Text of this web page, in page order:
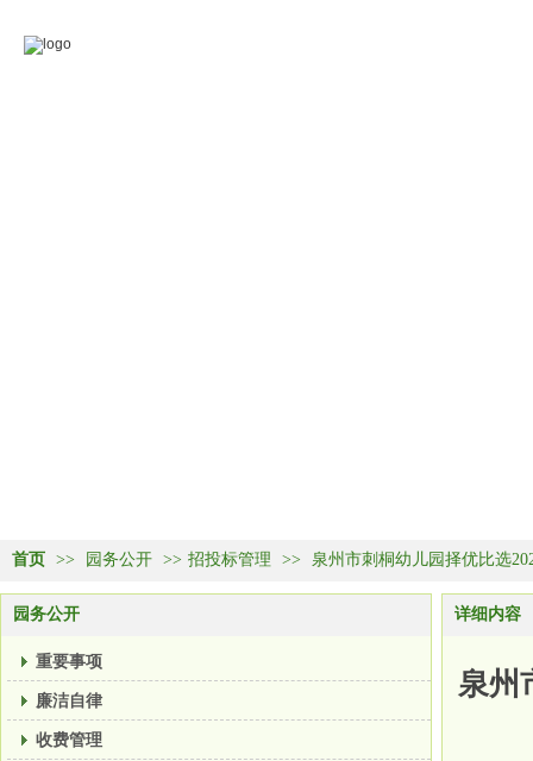
首页 >> 园务公开 >> 招投标管理 >> 泉州市刺桐幼儿园择优比选
园务公开
重要事项
廉洁自律
收费管理
详细内容
泉州